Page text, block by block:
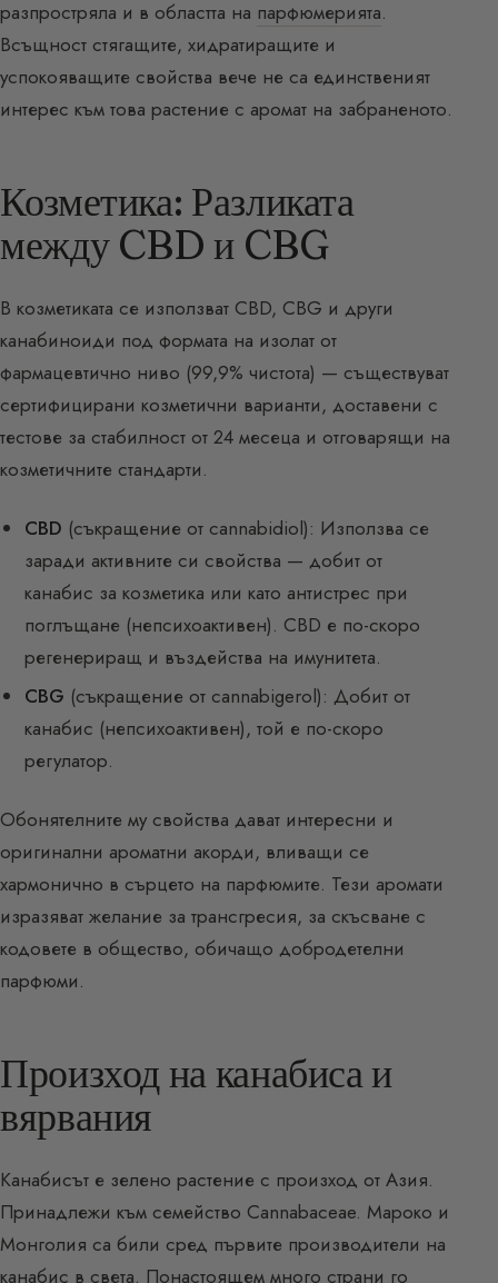
разпростряла и в областта на парфюмерията.
Всъщност стягащите, хидратиращите и
успокояващите свойства вече не са единственият
интерес към това растение с аромат на забраненото.
Козметика: Разликата
между CBD и CBG
В козметиката се използват CBD, CBG и други
канабиноиди под формата на изолат от
фармацевтично ниво (99,9% чистота) — съществуват
сертифицирани козметични варианти, доставени с
тестове за стабилност от 24 месеца и отговарящи на
козметичните стандарти.
CBD (съкращение от cannabidiol): Използва се
заради активните си свойства — добит от
канабис за козметика или като антистрес при
поглъщане (непсихоактивен). CBD е по-скоро
регенериращ и въздейства на имунитета.
CBG (съкращение от cannabigerol): Добит от
канабис (непсихоактивен), той е по-скоро
регулатор.
Обонятелните му свойства дават интересни и
оригинални ароматни акорди, вливащи се
хармонично в сърцето на парфюмите. Тези аромати
изразяват желание за трансгресия, за скъсване с
кодовете в общество, обичащо добродетелни
парфюми.
Произход на канабиса и
вярвания
Канабисът е зелено растение с произход от Азия.
Принадлежи към семейство Cannabaceae. Мароко и
Монголия са били сред първите производители на
канабис в света. Понастоящем много страни го